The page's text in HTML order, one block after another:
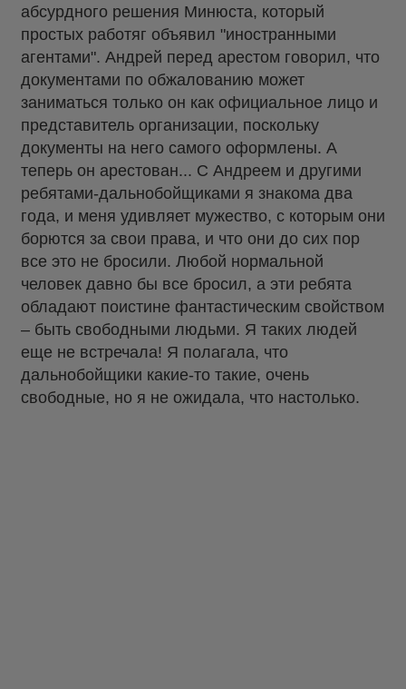
абсурдного решения Минюста, который
простых работяг объявил "иностранными
агентами". Андрей перед арестом говорил, что
документами по обжалованию может
заниматься только он как официальное лицо и
представитель организации, поскольку
документы на него самого оформлены. А
теперь он арестован... С Андреем и другими
ребятами-дальнобойщиками я знакома два
года, и меня удивляет мужество, с которым они
борются за свои права, и что они до сих пор
все это не бросили. Любой нормальной
человек давно бы все бросил, а эти ребята
обладают поистине фантастическим свойством
– быть свободными людьми. Я таких людей
еще не встречала! Я полагала, что
дальнобойщики какие-то такие, очень
свободные, но я не ожидала, что настолько.